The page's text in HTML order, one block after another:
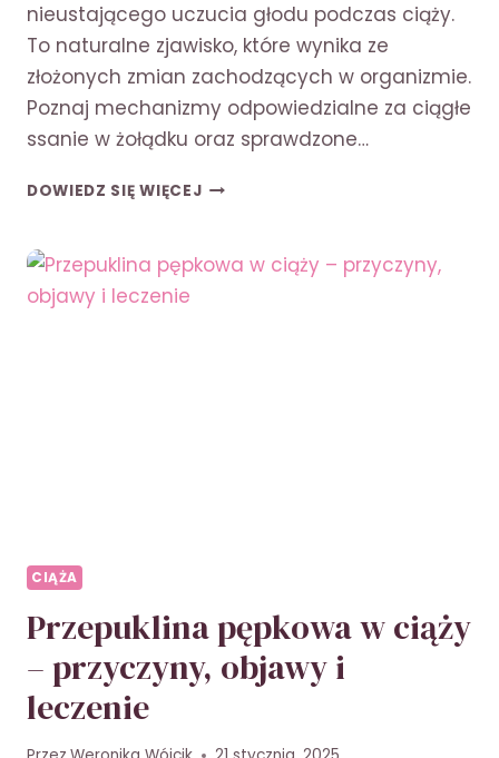
nieustającego uczucia głodu podczas ciąży.
To naturalne zjawisko, które wynika ze
złożonych zmian zachodzących w organizmie.
Poznaj mechanizmy odpowiedzialne za ciągłe
ssanie w żołądku oraz sprawdzone…
DOWIEDZ SIĘ WIĘCEJCIĘŻARNE
UCZUCIE
CIĄŻA
Przepuklina pępkowa w ciąży
– przyczyny, objawy i
leczenie